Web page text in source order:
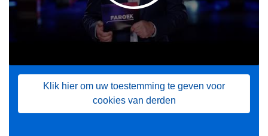
Klik hier om uw toestemming te geven voor
cookies van derden